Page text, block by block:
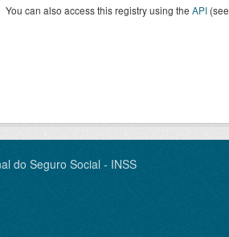
You can also access this registry using the API (see
do Seguro Social - INSS